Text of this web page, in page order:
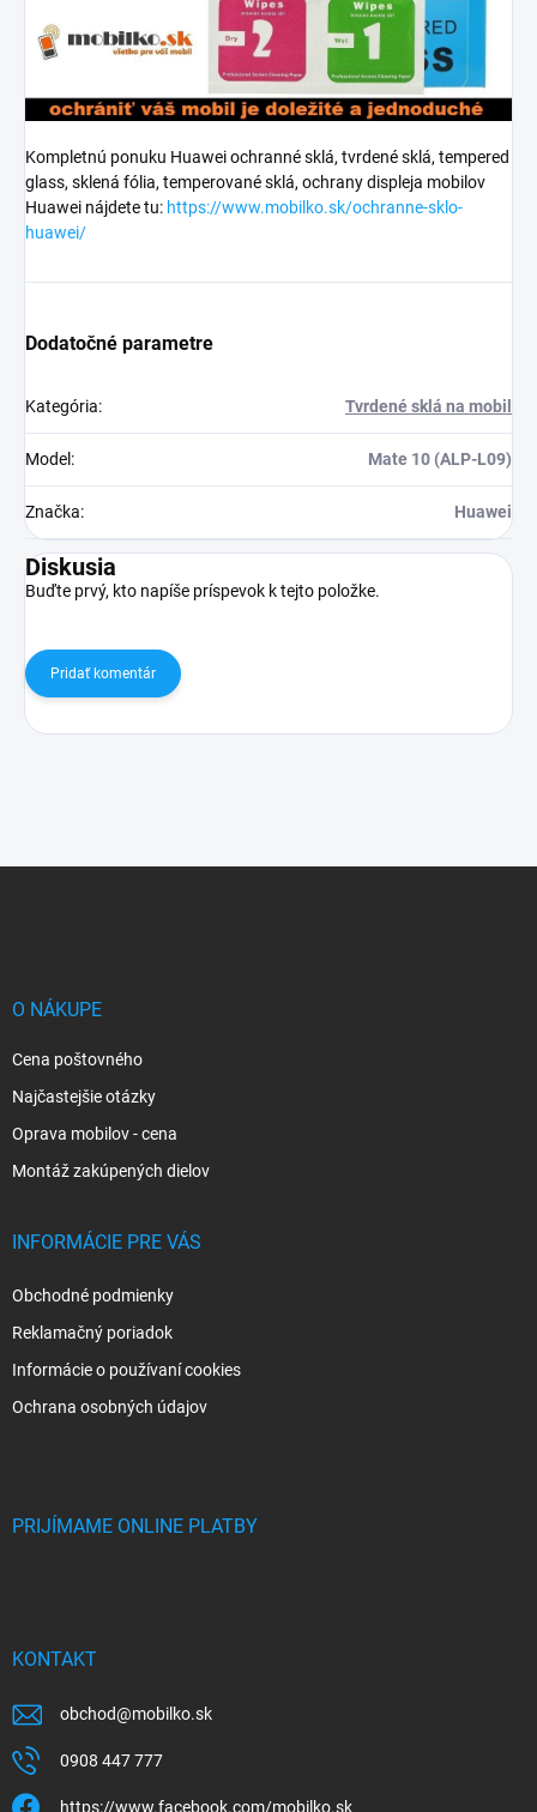
Kompletnú ponuku Huawei ochranné sklá, tvrdené sklá, tempered
glass, sklená fólia, temperované sklá, ochrany displeja mobilov
Huawei nájdete tu: https://www.mobilko.sk/ochranne-sklo-
huawei/
Dodatočné parametre
Kategória: Tvrdené sklá na mobil
Model : Mate 10 (ALP-L09)
Značka: Huawei
Diskusia
Buďte prvý, kto napíše príspevok k tejto položke.
Pridať komentár
O NÁKUPE
Cena poštovného
Najčastejšie otázky
Oprava mobilov - cena
Montáž zakúpených dielov
INFORMÁCIE PRE VÁS
Obchodné podmienky
Reklamačný poriadok
Informácie o používaní cookies
Ochrana osobných údajov
PRIJÍMAME ONLINE PLATBY
KONTAKT
obchod@mobilko.sk
0908 447 777
https://www.facebook.com/mobilko.sk